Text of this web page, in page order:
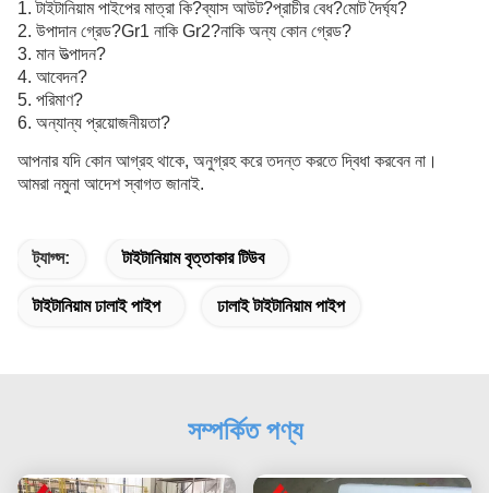
1. টাইটানিয়াম পাইপের মাত্রা কি?ব্যাস আউট?প্রাচীর বেধ?মোট দৈর্ঘ্য?
2. উপাদান গ্রেড?Gr1 নাকি Gr2?নাকি অন্য কোন গ্রেড?
3. মান উত্পাদন?
4. আবেদন?
5. পরিমাণ?
6. অন্যান্য প্রয়োজনীয়তা?
আপনার যদি কোন আগ্রহ থাকে, অনুগ্রহ করে তদন্ত করতে দ্বিধা করবেন না।
আমরা নমুনা আদেশ স্বাগত জানাই.
ট্যাগ্স: টাইটানিয়াম বৃত্তাকার টিউব
টাইটানিয়াম ঢালাই পাইপ ঢালাই টাইটানিয়াম পাইপ
সম্পর্কিত পণ্য